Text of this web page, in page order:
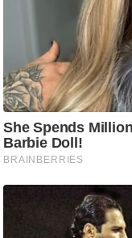
g
N
e
w
s